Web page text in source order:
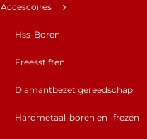
Accescoires
Hss-Boren
Freesstiften
Diamantbezet gereedschap
Hardmetaal-boren en -frezen